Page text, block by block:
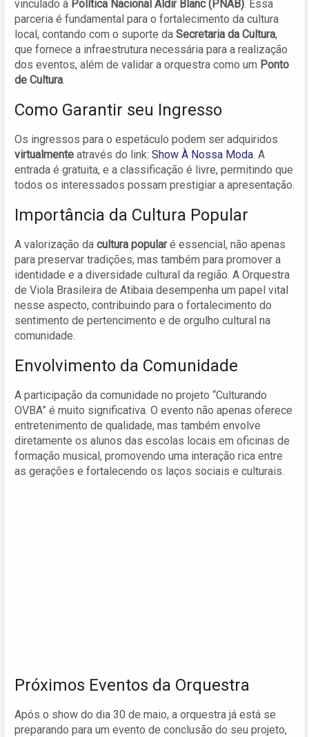
vinculado à Política Nacional Aldir Blanc (PNAB). Essa
parceria é fundamental para o fortalecimento da cultura
local, contando com o suporte da Secretaria da Cultura,
que fornece a infraestrutura necessária para a realização
dos eventos, além de validar a orquestra como um Ponto
de Cultura.
Como Garantir seu Ingresso
Os ingressos para o espetáculo podem ser adquiridos
virtualmente através do link: Show À Nossa Moda. A
entrada é gratuita, e a classificação é livre, permitindo que
todos os interessados possam prestigiar a apresentação.
Importância da Cultura Popular
A valorização da cultura popularé essencial, não apenas
para preservar tradições, mas também para promover a
identidade e a diversidade cultural da região. A Orquestra
de Viola Brasileira de Atibaia desempenha um papel vital
nesse aspecto, contribuindo para o fortalecimento do
sentimento de pertencimento e de orgulho cultural na
comunidade.
Envolvimento da Comunidade
A participação da comunidade no projeto “Culturando
OVBA” é muito significativa. O evento não apenas oferece
entretenimento de qualidade, mas também envolve
diretamente os alunos das escolas locais em oficinas de
formação musical, promovendo uma interação rica entre
as gerações e fortalecendo os laços sociais e culturais.
Próximos Eventos da Orquestra
Após o show do dia 30 de maio, a orquestra já está se
preparando para um evento de conclusão do seu projeto,